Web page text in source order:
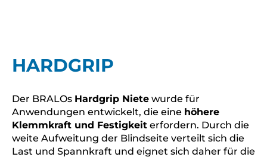
HARDGRIP
Der BRALOs Hardgrip Niete wurde für
Anwendungen entwickelt, die eine höhere
Klemmkraft und Festigkeit erfordern. Durch die
weite Aufweitung der Blindseite verteilt sich die
Last und Spannkraft und eignet sich daher für die